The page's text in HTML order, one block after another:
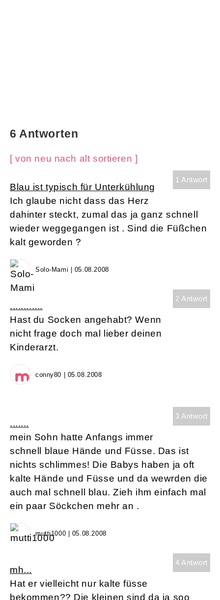
6 Antworten
[ von neu nach alt sortieren ]
1 Antwort
Blau ist typisch für Unterkühlung
Ich glaube nicht dass das Herz
dahinter steckt, zumal das ja ganz schnell
wieder weggegangen ist . Sind die Füßchen
kalt geworden ?
Solo-Mami | 05.08.2008
2 Antwort
............
Hast du Socken angehabt? Wenn
nicht frage doch mal lieber deinen
Kinderarzt.
conny80 | 05.08.2008
3 Antwort
.......
mein Sohn hatte Anfangs immer
schnell blaue Hände und Füsse. Das ist
nichts schlimmes! Die Babys haben ja oft
kalte Hände und Füsse und da wewrden die
auch mal schnell blau. Zieh ihm einfach mal
ein paar Söckchen mehr an .
mutti1000 | 05.08.2008
4 Antwort
mh...
Hat er vielleicht nur kalte füsse
bekommen?? Die kleinen sind da ja soo